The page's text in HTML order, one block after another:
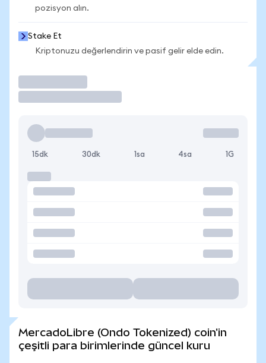
pozisyon alın.
Stake Et
Kriptonuzu değerlendirin ve pasif gelir elde edin.
15dk 30dk 1sa 4sa 1G
MercadoLibre (Ondo Tokenized) coin'in
çeşitli para birimlerinde güncel kuru